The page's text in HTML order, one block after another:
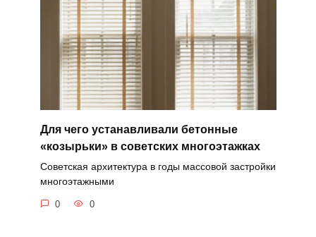
Для чего устанавливали бетонные
«козырьки» в советских многоэтажках
Советская архитектура в годы массовой застройки
многоэтажными
0 0